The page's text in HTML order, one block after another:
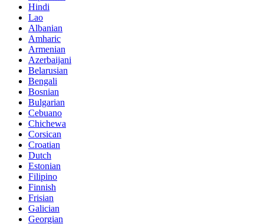
Hindi
Lao
Albanian
Amharic
Armenian
Azerbaijani
Belarusian
Bengali
Bosnian
Bulgarian
Cebuano
Chichewa
Corsican
Croatian
Dutch
Estonian
Filipino
Finnish
Frisian
Galician
Georgian